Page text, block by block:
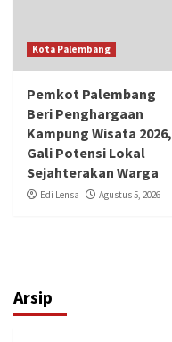
Kota Palembang
Pemkot Palembang
Beri Penghargaan
Kampung Wisata 2026,
Gali Potensi Lokal
Sejahterakan Warga
Edi Lensa Agustus 5, 2026
Arsip